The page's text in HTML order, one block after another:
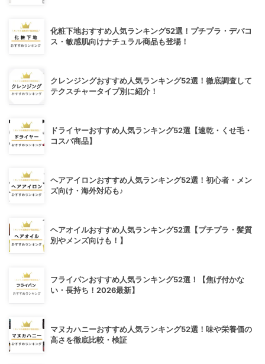
化粧下地おすすめ人気ランキング52選！プチプラ・デパコ
ス・敏感肌向けナチュラル商品も登場！
クレンジングおすすめ人気ランキング52選！徹底調査して
テクスチャータイプ別に紹介！
ドライヤーおすすめ人気ランキング52選【速乾・くせ毛・
コスパ商品】
ヘアアイロンおすすめ人気ランキング52選！初心者・メン
ズ向け・海外対応も♪
ヘアオイルおすすめ人気ランキング52選【プチプラ・髪質
別やメンズ向けも！】
フライパンおすすめ人気ランキング52選！【焦げ付かな
い・長持ち！2026最新】
マヌカハニーおすすめ人気ランキング52選！味や栄養価の
高さを徹底比較・検証